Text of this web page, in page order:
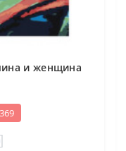
и женщина